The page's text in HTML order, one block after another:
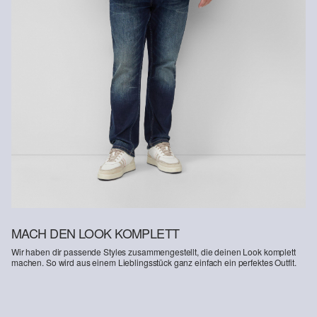
Erhalt der Ware an uns zurückschicken. Fashion Card und VIP
Kunden haben nach Erhalt der Ware 30 Tage Zeit, um ihre Artikel
an uns zurückzusenden.
Weitere Informationen sind unserer „Hilfe & FAQ
Deine Retoure kannst duHIER online anmelden.
MACH DEN LOOK KOMPLETT
Wir haben dir passende Styles zusammengestellt, die deinen Look komplett
machen. So wird aus einem Lieblingsstück ganz einfach ein perfektes Outfit.